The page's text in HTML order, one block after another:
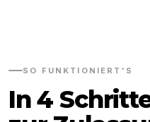
SO FUNKTIONIERT'S
In 4